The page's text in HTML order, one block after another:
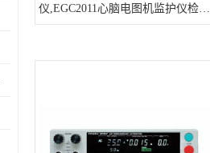
仪,EGC2011心脑电图机监护仪检定
仪